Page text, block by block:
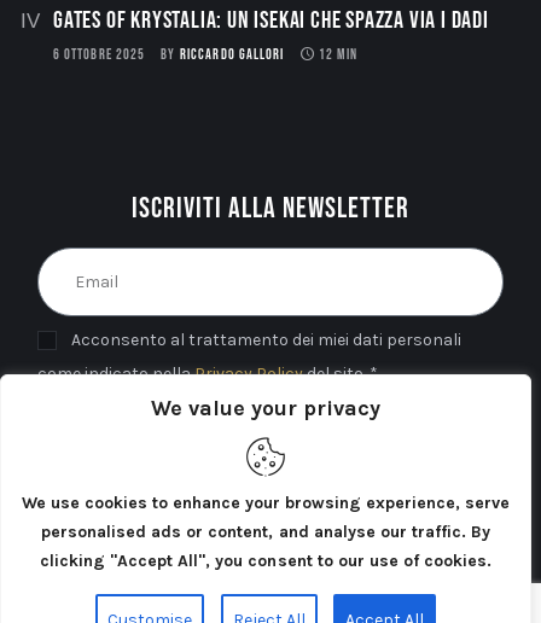
We value your privacy
We use cookies to enhance your browsing experience, serve
personalised ads or content, and analyse our traffic. By
clicking "Accept All", you consent to our use of cookies.
Gates of Krystalia: Un Isekai che spazza via i dadi
6 OTTOBRE 2025 BY RICCARDO GALLORI 12 MIN
Iscriviti alla newsletter
Acconsento al trattamento dei miei dati personali
come indicato nellaPrivacy Policydel sito. *
INVIA
Cercatori di Atlantide 2025©. Tutti i diritti riservati.